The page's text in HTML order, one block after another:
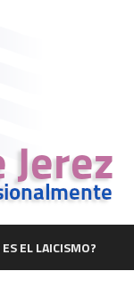
EL LAICISMO?